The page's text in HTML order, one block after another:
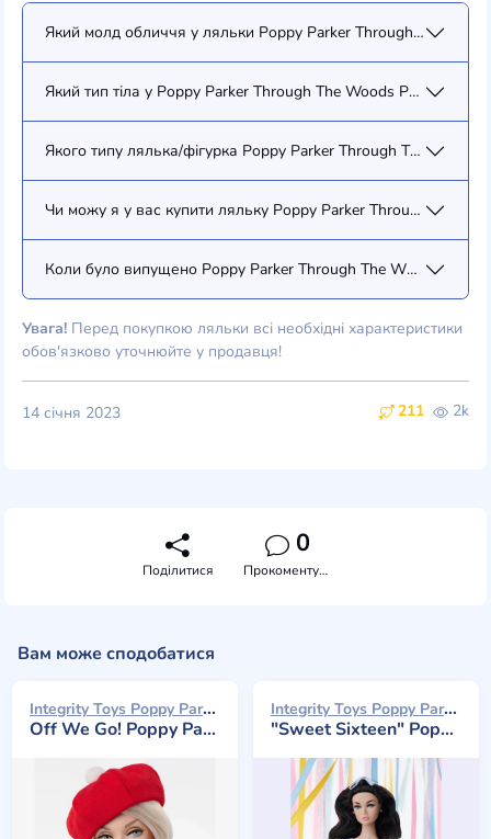
Який молд обличчя у ляльки Poppy Parker Through The
Який тип тіла у Poppy Parker Through The Woods Poppy
Якого типу лялька/фігурка Poppy Parker Through The Woods
Чи можу я у вас купити ляльку Poppy Parker Through The
Коли було випущено Poppy Parker Through The Woods Poppy
Увага! Перед покупкою ляльки всі необхідні характеристики
обов'язково уточнюйте у продавця!
211 2k
14 січня 2023
Поділитися
0
Прокоментувати
Вам може сподобатися
Integrity Toys Poppy Parker 2026
Off We Go! Poppy Parker
Integrity Toys Poppy Parker 2026
"Sweet Sixteen" Poppy Parker